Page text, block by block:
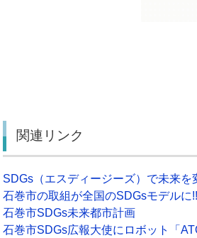
関連リンク
SDGs（エスディージーズ）で未来を
石巻市の取組が全国のSDGsモデルに!!
石巻市SDGs未来都市計画
石巻市SDGs広報大使にロボット「